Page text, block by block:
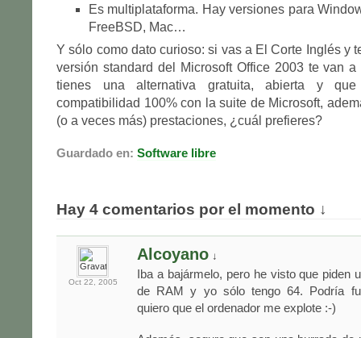
Es multiplataforma. Hay versiones para
FreeBSD, Mac…
Y sólo como dato curioso: si vas a El Corte Inglés y
versión standard del Microsoft Office 2003 te van
tienes una alternativa gratuita, abierta y
compatibilidad 100% con la suite de Microsoft,
(o a veces más) prestaciones, ¿cuál prefieres?
Guardado en: Software libre
Hay 4 comentarios por el momento ↓
Oct 22, 2005
Alcoyano ↓
Iba a bajármelo, pero he visto que piden
de RAM y yo sólo tengo 64. Podría
quiero que el ordenador me explote :-)